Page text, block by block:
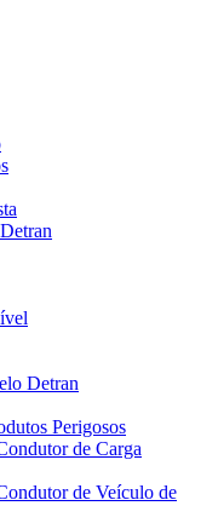
Detran
Perigosos
de Carga
de Veículo de